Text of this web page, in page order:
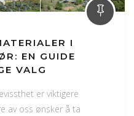
I
EN GUIDE
VALG
er viktigere
av oss ønsker å ta